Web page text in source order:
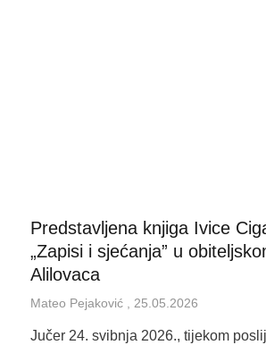
Predstavljena knjiga Ivice
„Zapisi i sjećanja” u
Alilovaca
Mateo Pejaković 25.05.2026
Jučer 24. svibnja 2026., tijekom